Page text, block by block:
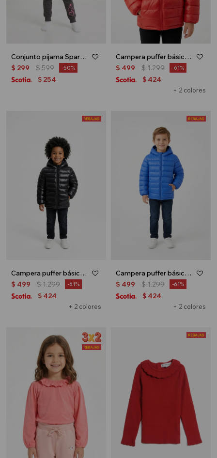
Conjunto pijama Sparkle - Celeste
$ 299 $599 50
$ 254
Campera puffer básica con capucha - UNISEX - Rojo
+ 2 colores
$ 499 $1.299 61
$ 424
Campera puffer básica con capucha - UNISEX - Negro
+ 2 colores
$ 499 $1.299 61
$ 424
Campera puffer básica con capucha - UNISEX - Azul
+ 2 colores
$ 499 $1.299 61
$ 424